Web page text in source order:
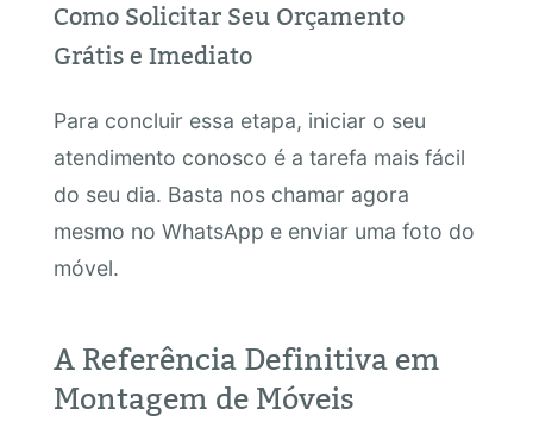
Como Solicitar Seu Orçamento
Grátis e Imediato
Para concluir essa etapa, iniciar o seu
atendimento conosco é a tarefa mais fácil
do seu dia. Basta nos chamar agora
mesmo no WhatsApp e enviar uma foto do
móvel.
A Referência Definitiva em
Montagem de Móveis